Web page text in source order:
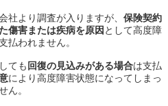
社より調査が入りますが、 保険契約
傷害または疾病を原因 として高度障
払われません。
ても 回復の見込みがある場合は支払
により高度障害状態になってしまっ
ん。